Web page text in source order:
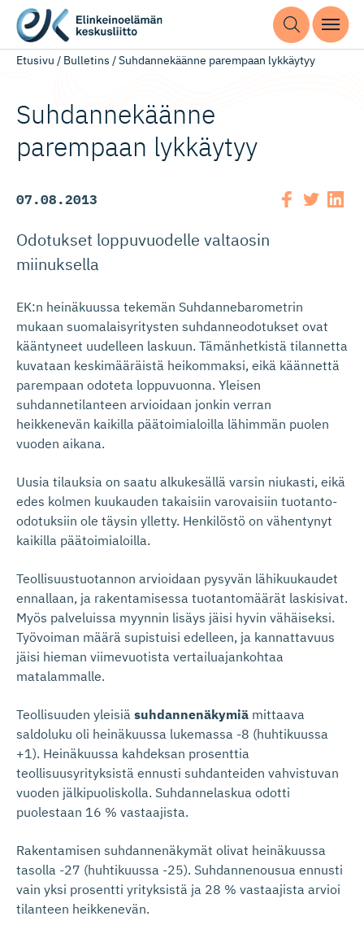
Etusivu / Bulletins /Suhdannekäänne parempaan lykkäytyy
Suhdannekäänne
parempaan lykkäytyy
07.08.2013
Odotukset loppuvuodelle valtaosin
miinuksella
EK:n heinäkuussa tekemän Suhdannebarometrin
mukaan suomalaisyritysten suhdanneodotukset ovat
kääntyneet uudelleen laskuun. Tämänhetkistä tilannetta
kuvataan keskimääräistä heikommaksi, eikä käännettä
parempaan odoteta loppuvuonna. Yleisen
suhdannetilanteen arvioidaan jonkin verran
heikkenevän kaikilla päätoimialoilla lähimmän puolen
vuoden aikana.
Uusia tilauksia on saatu alkukesällä varsin niukasti, eikä
edes kolmen kuukauden takaisiin varovaisiin tuotanto-
odotuksiin ole täysin ylletty. Henkilöstö on vähentynyt
kaikilla päätoimialoilla.
Teollisuustuotannon arvioidaan pysyvän lähikuukaudet
ennallaan, ja rakentamisessa tuotantomäärät laskisivat.
Myös palveluissa myynnin lisäys jäisi hyvin vähäiseksi.
Työvoiman määrä supistuisi edelleen, ja kannattavuus
jäisi hieman viimevuotista vertailuajankohtaa
matalammalle.
Teollisuuden yleisiä suhdannenäkymiä mittaava
saldoluku oli heinäkuussa lukemassa -8 (huhtikuussa
+1). Heinäkuussa kahdeksan prosenttia
teollisuusyrityksistä ennusti suhdanteiden vahvistuvan
vuoden jälkipuoliskolla. Suhdannelaskua odotti
puolestaan 16 % vastaajista.
Rakentamisen suhdannenäkymät olivat heinäkuussa
tasolla -27 (huhtikuussa -25). Suhdannenousua ennusti
vain yksi prosentti yrityksistä ja 28 % vastaajista arvioi
tilanteen heikkenevän.